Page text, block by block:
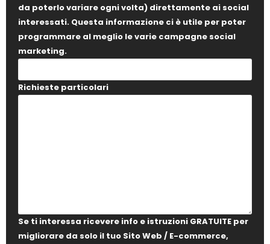
da poterlo variare ogni volta) direttamente ai social
interessati. Questa informazione ci è utile per poter
programmare al meglio le varie campagne social
marketing.
Richieste particolari
Se ti interessa ricevere info e istruzioni GRATUITE per
migliorare da solo il tuo Sito Web / E-commerce,